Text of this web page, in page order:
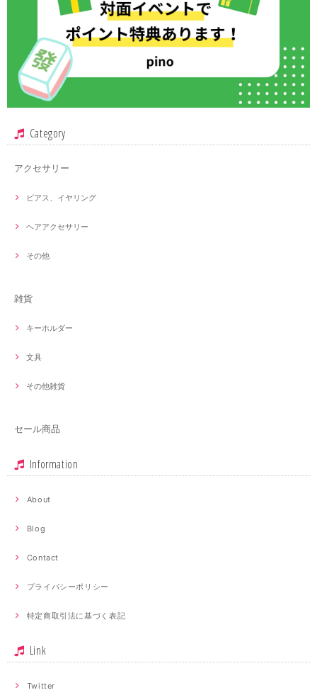
Category
アクセサリー
ピアス、イヤリング
ヘアアクセサリー
その他
雑貨
キーホルダー
文具
その他雑貨
セール商品
Information
About
Blog
Contact
プライバシーポリシー
特定商取引法に基づく表記
Link
Twitter